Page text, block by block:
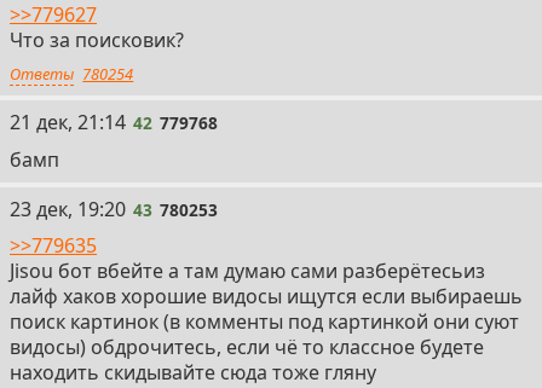
>>779627
Что за поисковик?
Ответы 780254
42
21 дек, 21:14 42 779768
бамп
43
23 дек, 19:20 43 780253
>>779635
Jisou бот вбейте а там думаю сами разберётесьиз
лайф хаков хорошие видосы ищутся если выбираешь
поиск картинок (в комменты под картинкой они суют
видосы) обдрочитесь, если чё то классное будете
находить скидывайте сюда тоже гляну